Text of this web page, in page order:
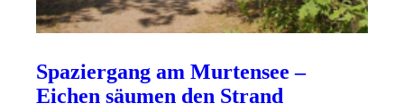
Spaziergang am Murtensee –
Eichen säumen den Strand